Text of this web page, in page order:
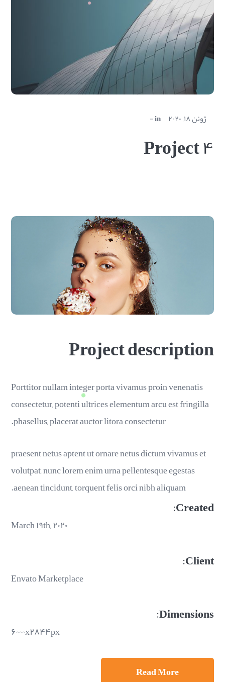
ژوئن ۱۸, ۲۰۲۰ in
Project ۴
Project description
Porttitor nullam integer porta vivamus proin venenatis
consectetur, potenti ultrices elementum arcu est fringilla
phasellus, placerat auctor litora consectetur.
praesent netus aptent ut ornare netus dictum vivamus et
volutpat, nunc lorem enim urna pellentesque egestas
aenean tincidunt, torquent felis orci nibh aliquam.
Created:
March ۱۹th, ۲۰۲۰
Client:
Envato Marketplace
Dimensions:
۶۰۰۰x۲۸۴۴px
Read More